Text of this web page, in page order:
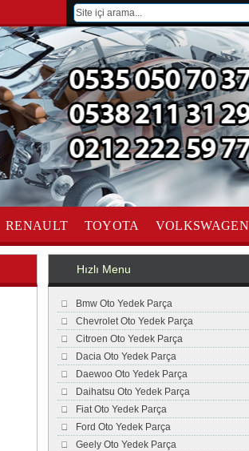
RENAULT TOYOTA VOLKSWAGEN
Hızlı Menu
Bmw Oto Yedek Parça
Chevrolet Oto Yedek Parça
Citroen Oto Yedek Parça
Dacia Oto Yedek Parça
Daewoo Oto Yedek Parça
Daihatsu Oto Yedek Parça
Fiat Oto Yedek Parça
Ford Oto Yedek Parça
Geely Oto Yedek Parça